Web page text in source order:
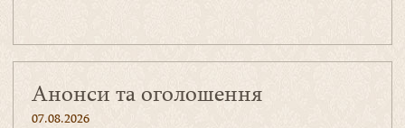
Анонси та оголошення
07.08.2026